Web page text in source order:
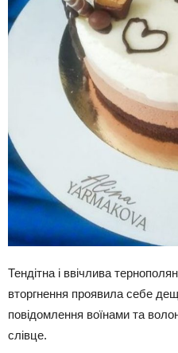
Тендітна і ввічлива
вторгнення проявила себе
повідомлення воїнами та
слівце.